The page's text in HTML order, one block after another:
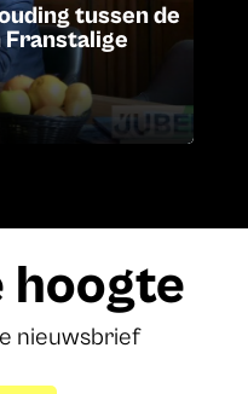
tussen de
Franstalige
hoogte
nieuwsbrief